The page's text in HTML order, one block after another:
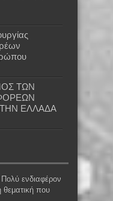
ΤΩΝ
ΕΛΛΑΔΑ
ενδιαφέρον
θεματική που